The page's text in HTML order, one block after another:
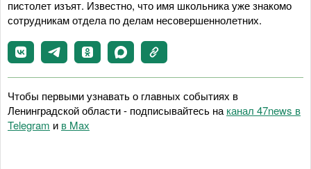
пистолет изъят. Известно, что имя школьника уже знакомо
сотрудникам отдела по делам несовершеннолетних.
Чтобы первыми узнавать о главных событиях в
Ленинградской области - подписывайтесь на канал 47news в
Telegram и в Maх